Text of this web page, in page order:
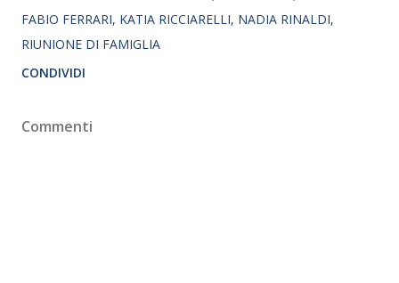
FABIO FERRARI KATIA RICCIARELLI NADIA RINALDI
RIUNIONE DI FAMIGLIA
CONDIVIDI
Commenti